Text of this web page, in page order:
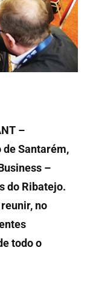
–
de Santarém,
–
do Ribatejo.
no
todo o